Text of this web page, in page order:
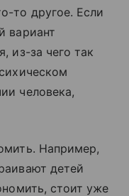
то другое. Если
вариант
из-за чего так
человека,
Например,
детей
стоит уже